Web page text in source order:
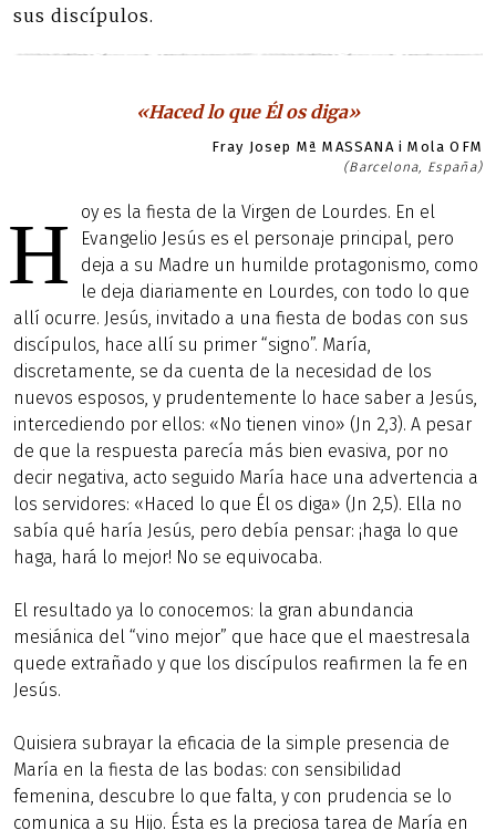
sus discípulos.
«Haced lo que Él os diga»
Fray Josep Mª MASSANA i Mola OFM
(Barcelona, España)
H
oy es la fiesta de la Virgen de Lourdes. En el
Evangelio Jesús es el personaje principal, pero
deja a su Madre un humilde protagonismo, como
le deja diariamente en Lourdes, con todo lo que
allí ocurre. Jesús, invitado a una fiesta de bodas con sus
discípulos, hace allí su primer “signo”. María,
discretamente, se da cuenta de la necesidad de los
nuevos esposos, y prudentemente lo hace saber a Jesús,
intercediendo por ellos: «No tienen vino» (Jn 2,3). A pesar
de que la respuesta parecía más bien evasiva, por no
decir negativa, acto seguido María hace una advertencia a
los servidores: «Haced lo que Él os diga» (Jn 2,5). Ella no
sabía qué haría Jesús, pero debía pensar: ¡haga lo que
haga, hará lo mejor! No se equivocaba.
El resultado ya lo conocemos: la gran abundancia
mesiánica del “vino mejor” que hace que el maestresala
quede extrañado y que los discípulos reafirmen la fe en
Jesús.
Quisiera subrayar la eficacia de la simple presencia de
María en la fiesta de las bodas: con sensibilidad
femenina, descubre lo que falta, y con prudencia se lo
comunica a su Hijo. Ésta es la preciosa tarea de María en